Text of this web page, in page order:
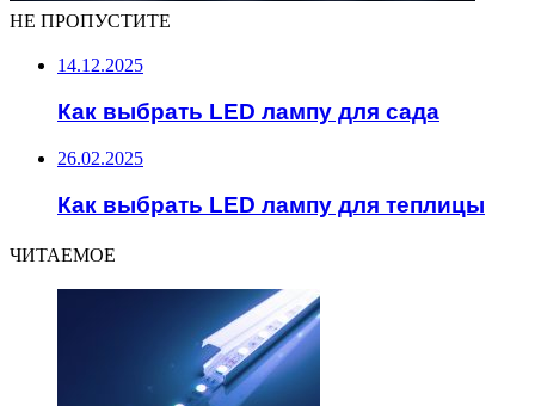
НЕ ПРОПУСТИТЕ
14.12.2025
Как выбрать LED лампу для сада
26.02.2025
Как выбрать LED лампу для теплицы
ЧИТАЕМОЕ